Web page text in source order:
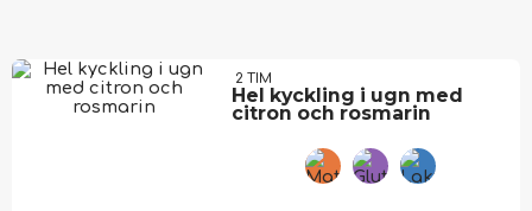
2 TIM
Hel kyckling i ugn med
citron och rosmarin